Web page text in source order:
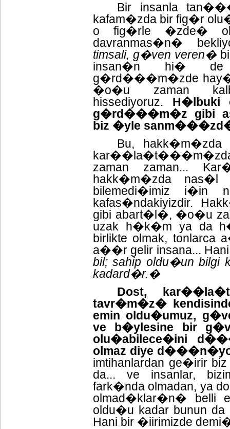
Bir insanla
kafam�zda bir fig�r
o fig�rle �zde�
davranmas�n�
timsali, g�ven veren�
insan�n hi�
g�rd���m�zde
�o�u zaman
hissediyoruz. H�lbuki
g�rd���m�z gibi
biz �yle
Bu, hakk�m�zda
zaman zaman...
hakk�m�zda nas�l
bilemedi�imiz i�in
kafas�ndakiyizdir.
gibi abart�l�, �o�u
uzak h�k�m ya da
birlikte olmak,
a��r gelir insana...
bil; sahip oldu�un bilgi
kadard�r.�
Dost,
tavr�m�z�
emin oldu�umuz,
ve b�ylesine bir
olu�abilece�ini
olmaz diye
imtihanlardan ge�irir
da... ve insanlar,
fark�nda olmadan, ya
olmad�klar�n� belli
oldu�u kadar bunun da
Hani bir �iirimizde